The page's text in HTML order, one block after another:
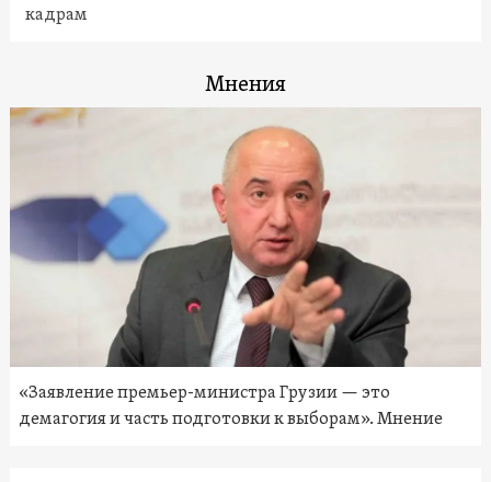
кадрам
Мнения
«Заявление премьер-министра Грузии — это
демагогия и часть подготовки к выборам». Мнение